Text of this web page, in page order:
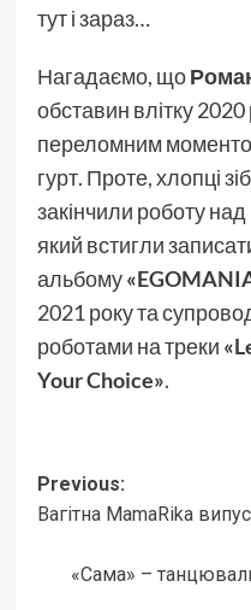
тут і зараз…
Нагадаємо, що
обставин влітку
переломним
гурт. Проте, хлопці
закінчили роботу
який встигли
альбому
2021 року та
роботами на треки
Your Choice».
Post
navigation
Previous:
Вагітна MamaRika
«Сама» –